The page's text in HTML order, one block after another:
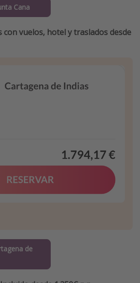
Cana
con vuelos, hotel y traslados desde
de